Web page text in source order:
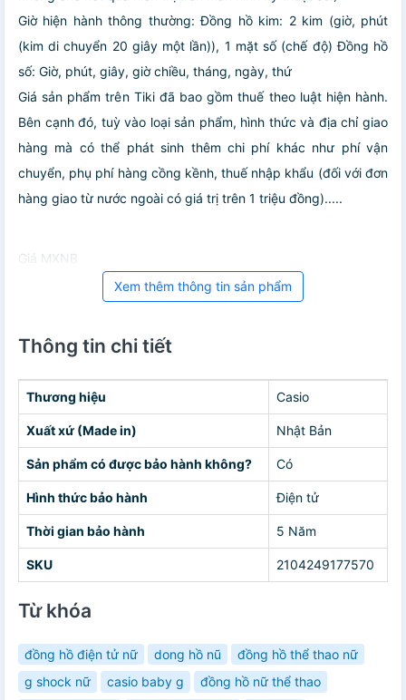
Giờ hiện hành thông thường: Đồng hồ kim: 2 kim (giờ, phút
(kim di chuyển 20 giây một lần)), 1 mặt số (chế độ) Đồng hồ
số: Giờ, phút, giây, giờ chiều, tháng, ngày, thứ
Giá sản phẩm trên Tiki đã bao gồm thuế theo luật hiện hành.
Bên cạnh đó, tuỳ vào loại sản phẩm, hình thức và địa chỉ giao
hàng mà có thể phát sinh thêm chi phí khác như phí vận
chuyển, phụ phí hàng cồng kềnh, thuế nhập khẩu (đối với đơn
hàng giao từ nước ngoài có giá trị trên 1 triệu đồng).....
Giá MXNB
Xem thêm thông tin sản phẩm
Thông tin chi tiết
Thương hiệu Casio
Xuất xứ (Made in) Nhật Bản
Sản phẩm có được bảo hành không? Có
Hình thức bảo hành Điện tử
Thời gian bảo hành 5 Năm
SKU 2104249177570
Từ khóa
đồng hồ điện tử nữ dong hồ nũ
đồng hồ thể thao nữ
g shock nữ
casio baby g
đồng hồ nữ thể thao